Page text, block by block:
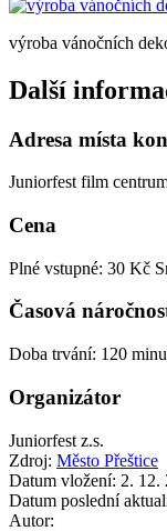
výroba vánočních
Další
Adresa místa
Juniorfest film
Cena
Plné vstupné: 30 Kč
Časová
Doba trvání: 120
Organizátor
Juniorfest z.s.
Zdroj: Město Přeštice
Datum vložení: 2. 12.
Datum poslední
Autor: